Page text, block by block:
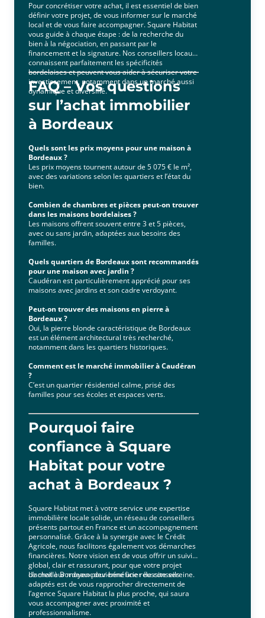
Pour concrétiser votre achat, il est essentiel de bien
définir votre projet, de vous informer sur le marché
local et de vous faire accompagner. Square Habitat
vous guide à chaque étape : de la recherche du
bien à la négociation, en passant par le
financement et la signature. Nos conseillers locaux
connaissent parfaitement les spécificités
bordelaises et peuvent vous aider à sécuriser votre
investissement, notamment dans un marché aussi
dynamique et diversifié.
FAQ – Vos questions
sur l’achat immobilier
à Bordeaux
Quels sont les prix moyens pour une maison à
Bordeaux ?
Les prix moyens tournent autour de 5 075 € le m²,
avec des variations selon les quartiers et l’état du
bien.
Combien de chambres et pièces peut-on trouver
dans les maisons bordelaises ?
Les maisons offrent souvent entre 3 et 5 pièces,
avec ou sans jardin, adaptées aux besoins des
familles.
Quels quartiers de Bordeaux sont recommandés
pour une maison avec jardin ?
Caudéran est particulièrement apprécié pour ses
maisons avec jardins et son cadre verdoyant.
Peut-on trouver des maisons en pierre à
Bordeaux ?
Oui, la pierre blonde caractéristique de Bordeaux
est un élément architectural très recherché,
notamment dans les quartiers historiques.
Comment est le marché immobilier à Caudéran
?
C’est un quartier résidentiel calme, prisé des
familles pour ses écoles et espaces verts.
Pourquoi faire
confiance à Square
Habitat pour votre
achat à Bordeaux ?
Square Habitat met à votre service une expertise
immobilière locale solide, un réseau de conseillers
présents partout en France et un accompagnement
personnalisé. Grâce à la synergie avec le Crédit
Agricole, nous facilitons également vos démarches
financières. Notre vision est de vous offrir un suivi
global, clair et rassurant, pour que votre projet
d’achat à Bordeaux devienne une réussite sereine.
Le meilleur moyen pour bénéficier de conseils
adaptés est de vous rapprocher directement de
l’agence Square Habitat la plus proche, qui saura
vous accompagner avec proximité et
professionnalisme.